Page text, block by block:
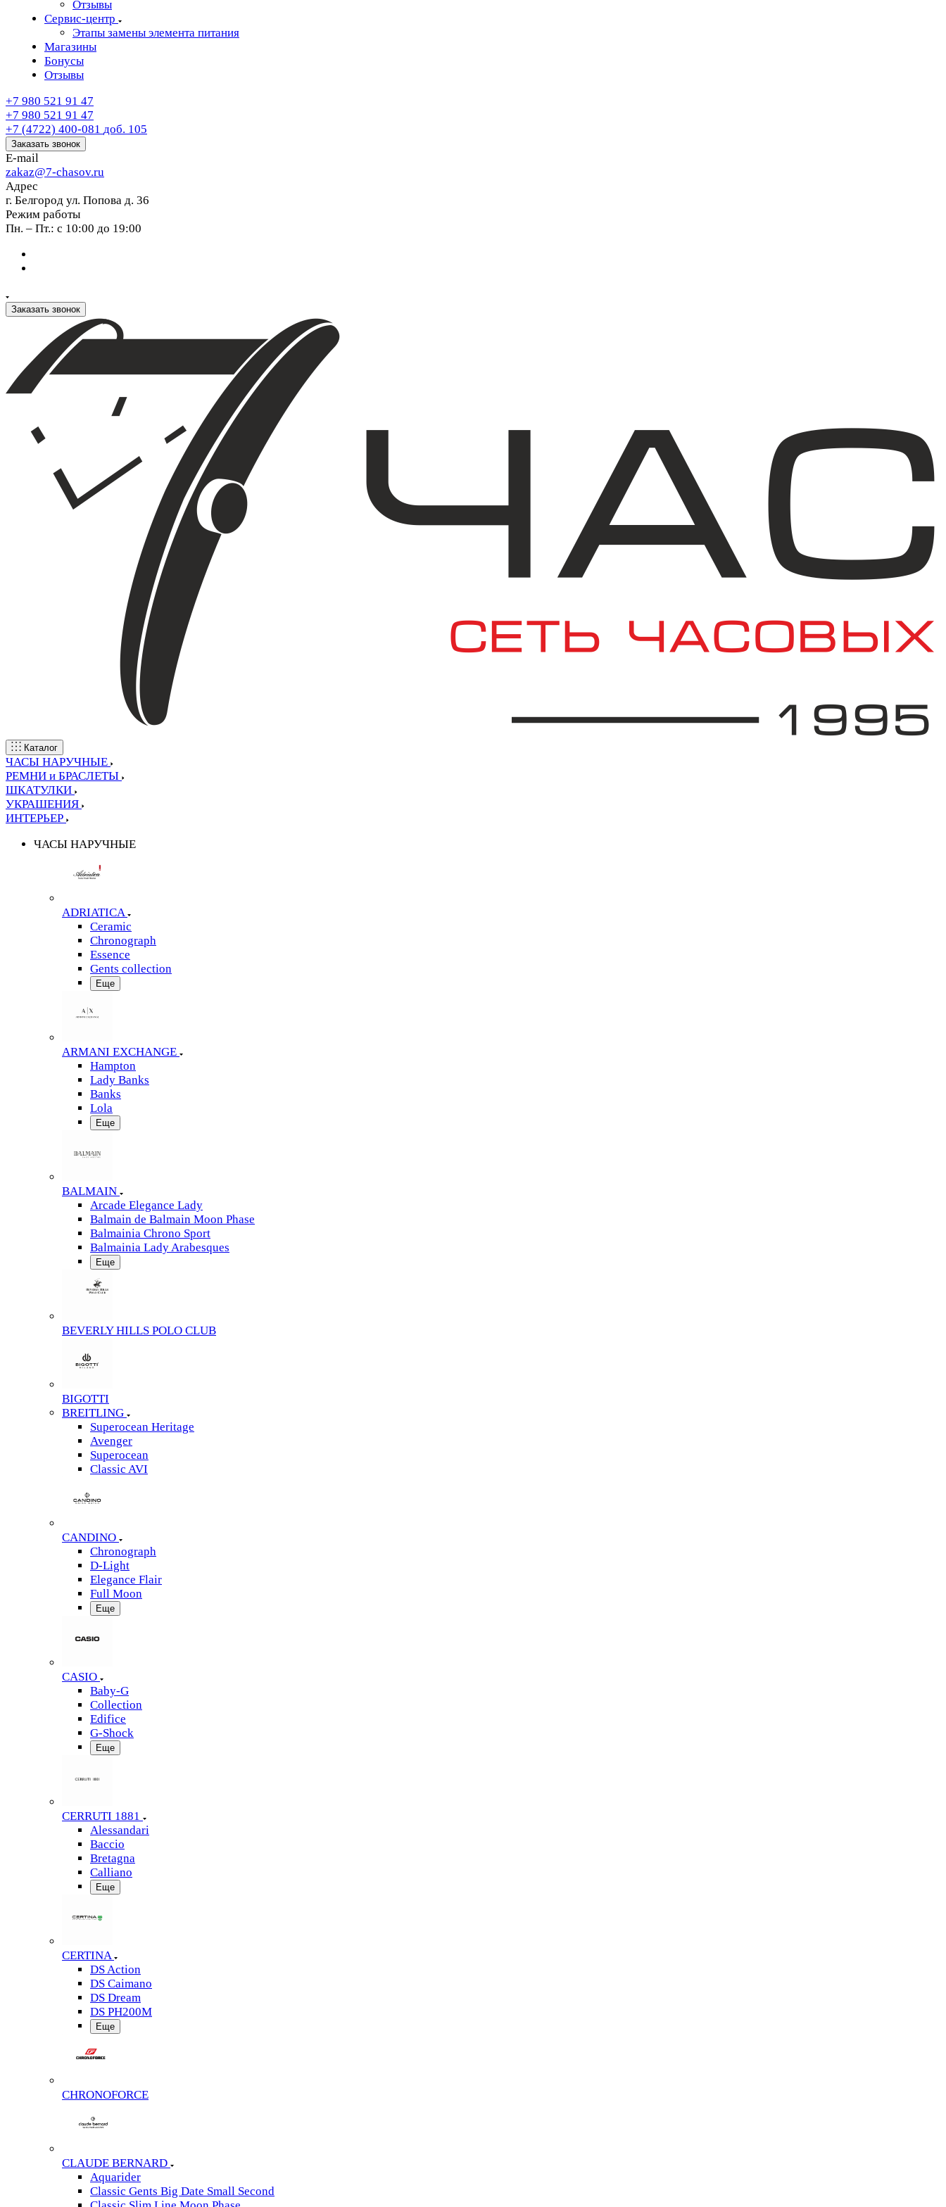
Отзывы
Сервис-центр
Этапы замены элемента питания
Магазины
Бонусы
Отзывы
+7 980 521 91 47
+7 980 521 91 47
+7 (4722) 400-081 доб. 105
Заказать звонок
E-mail
zakaz@7-chasov.ru
Адрес
г. Белгород ул. Попова д. 36
Режим работы
Пн. – Пт.: с 10:00 до 19:00
Заказать звонок
Каталог
ЧАСЫ НАРУЧНЫЕ
РЕМНИ и БРАСЛЕТЫ
ШКАТУЛКИ
УКРАШЕНИЯ
ИНТЕРЬЕР
ЧАСЫ НАРУЧНЫЕ
ADRIATICA
Ceramic
Chronograph
Essence
Gents collection
Еще
ARMANI EXCHANGE
Hampton
Lady Banks
Banks
Lola
Еще
BALMAIN
Arcade Elegance Lady
Balmain de Balmain Moon Phase
Balmainia Chrono Sport
Balmainia Lady Arabesques
Еще
BEVERLY HILLS POLO CLUB
BIGOTTI
BREITLING
Superocean Heritage
Avenger
Superocean
Classic AVI
CANDINO
Chronograph
D-Light
Elegance Flair
Full Moon
Еще
CASIO
Baby-G
Collection
Edifice
G-Shock
Еще
CERRUTI 1881
Alessandari
Baccio
Bretagna
Calliano
Еще
CERTINA
DS Action
DS Caimano
DS Dream
DS PH200M
Еще
CHRONOFORCE
CLAUDE BERNARD
Aquarider
Classic Gents Big Date Small Second